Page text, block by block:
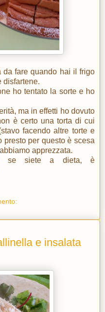
da fare quando hai il frigo
disfartene.
ho tentato la sorte e ho
ma in effetti ho dovuto
è certo una torta di cui
facendo altre torte e
presto per questo è scesa
apprezzata.
se siete a dieta, è
e insalata